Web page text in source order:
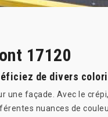
17120
de divers
une façade. Avec le
nuances de